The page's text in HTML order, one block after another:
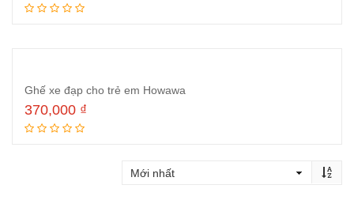
Ghế xe đạp cho trẻ em Howawa
370,000 ₫